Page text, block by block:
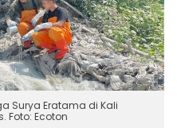
Surya Eratama di Kali
Foto: Ecoton